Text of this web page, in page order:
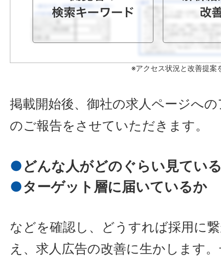
※アクセス状況と改善提案
掲載開始後、御社の求人ページへ
のご報告をさせていただきます。
どんな人がどのぐらい見てい
ターゲット層に届いているか
などを確認し、どうすれば採用に
え、求人広告の改善に生かします